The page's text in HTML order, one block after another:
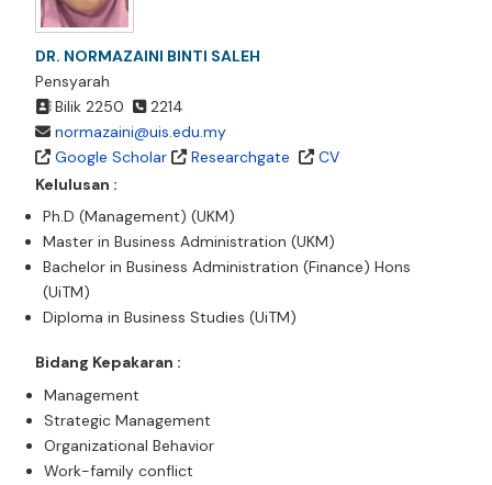
DR. NORMAZAINI BINTI SALEH
Pensyarah
Bilik 2250
2214
normazaini@uis.edu.my
Google Scholar
Researchgate
CV
Kelulusan :
Ph.D (Management) (UKM)
Master in Business Administration (UKM)
Bachelor in Business Administration (Finance) Hons
(UiTM)
Diploma in Business Studies (UiTM)
Bidang Kepakaran :
Management
Strategic Management
Organizational Behavior
Work-family conflict